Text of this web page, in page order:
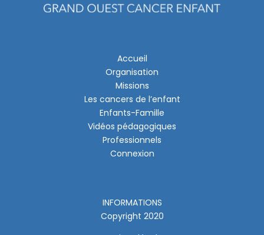
Accueil
Organisation
Missions
Les cancers de l’enfant
Enfants-Famille
Vidéos pédagogiques
Professionnels
Connexion
INFORMATIONS
Copyright 2020